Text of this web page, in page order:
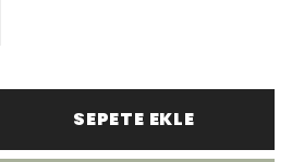
SEPETE EKLE